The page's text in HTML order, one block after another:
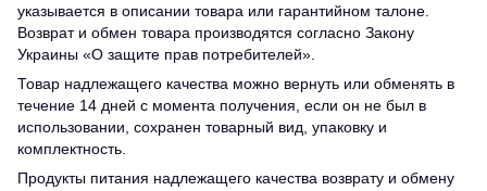
указывается в описании товара или гарантийном талоне.
Возврат и обмен товара производятся согласно Закону
Украины «О защите прав потребителей».
Товар надлежащего качества можно вернуть или обменять в
течение 14 дней с момента получения, если он не был в
использовании, сохранен товарный вид, упаковку и
комплектность.
Продукты питания надлежащего качества возврату и обмену